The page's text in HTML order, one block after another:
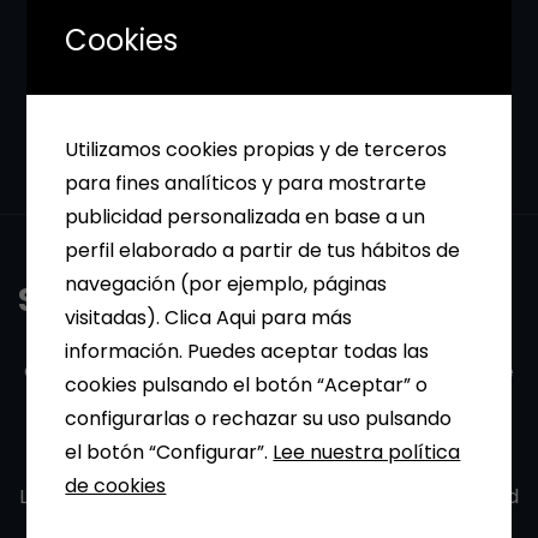
SOBRE NOSOTROS
Quizás suene a tópico, y puede que lo sea, pero si de
algo podemos presumir en PAPELERÍA MENA es de
nuestros clientes.
Llevamos más de 30 años siempre con la mentalidad
Cookies
Utilizamos cookies propias y de terceros
para fines analíticos y para mostrarte
publicidad personalizada en base a un
perfil elaborado a partir de tus hábitos de
navegación (por ejemplo, páginas
visitadas). Clica Aqui para más
información. Puedes aceptar todas las
cookies pulsando el botón “Aceptar” o
configurarlas o rechazar su uso pulsando
el botón “Configurar”. Lee nuestra política
de cookies